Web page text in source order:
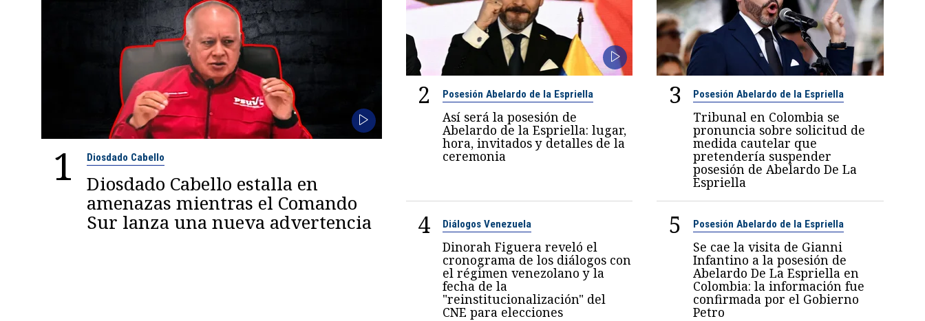
1 Diosdado Cabello
Diosdado Cabello estalla en
amenazas mientras el Comando
Sur lanza una nueva advertencia
2 Posesión Abelardo de la Espriella
Así será la posesión de
Abelardo de la Espriella: lugar,
hora, invitados y detalles de la
ceremonia
3 Posesión Abelardo de la Espriella
Tribunal en Colombia se
pronuncia sobre solicitud de
medida cautelar que
pretendería suspender
posesión de Abelardo De La
Espriella
4 Diálogos Venezuela
Dinorah Figuera reveló el
cronograma de los diálogos con
el régimen venezolano y la
fecha de la
"reinstitucionalización" del
CNE para elecciones
5 Posesión Abelardo de la Espriella
Se cae la visita de Gianni
Infantino a la posesión de
Abelardo De La Espriella en
Colombia: la información fue
confirmada por el Gobierno
Petro